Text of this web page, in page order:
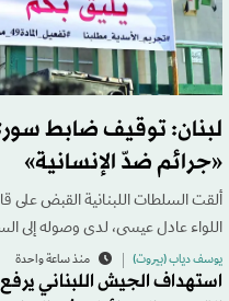
لبنان: توقيف ضابط
«جرائم ضدّ الإنسانية»
اللواء عادل عيسى، لدى وصوله إلى
يوسف دياب (بيروت) منذ ساعة واحدة
استهداف الجيش اللبناني